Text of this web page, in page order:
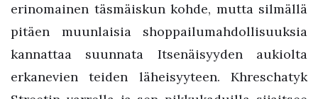
erinomainen täsmäiskun kohde, mutta silmällä
pitäen muunlaisia shoppailumahdollisuuksia
kannattaa suunnata Itsenäisyyden aukiolta
erkanevien teiden läheisyyteen. Khreschatyk